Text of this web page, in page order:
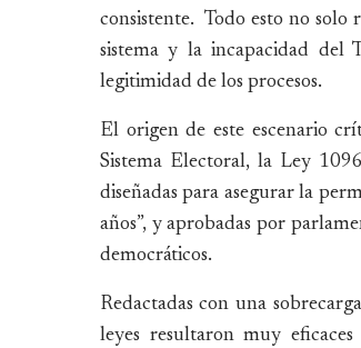
consistente. Todo esto no solo
sistema y la incapacidad del
legitimidad de los procesos.
El origen de este escenario
Sistema Electoral, la Ley
diseñadas para asegurar la
años”, y aprobadas por
democráticos.
Redactadas con una
leyes resultaron muy